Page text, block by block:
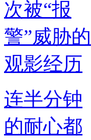
连半分钟
的耐心都